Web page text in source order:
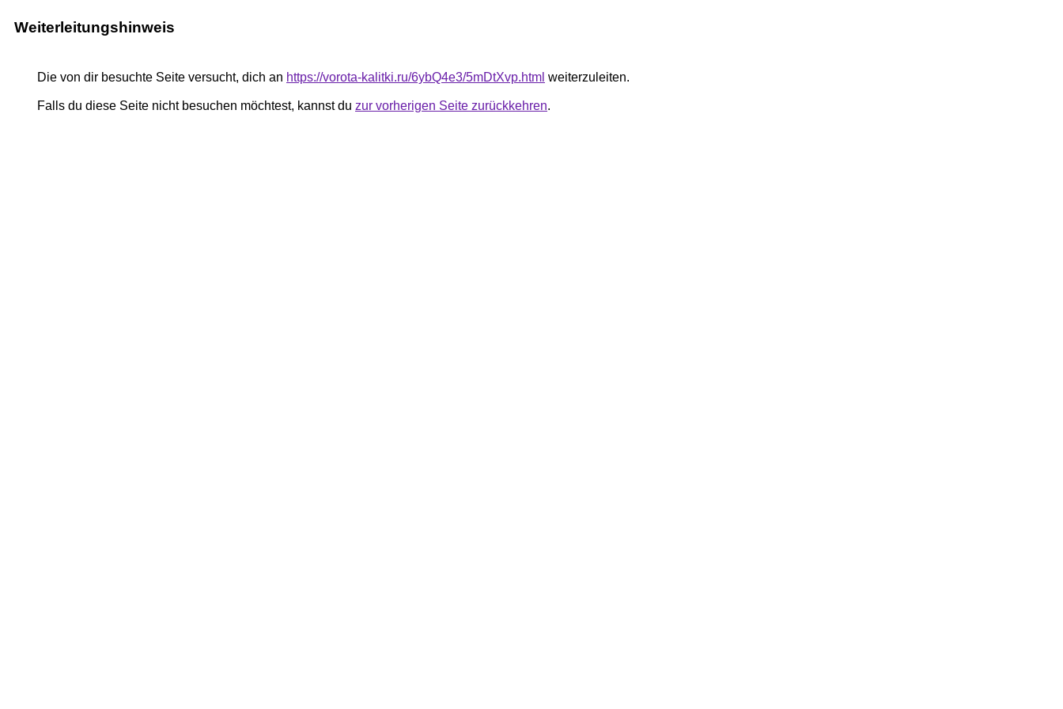
Weiterleitungshinweis
Die von dir besuchte Seite versucht, dich an https://vorota-kalitki.ru/6ybQ4e3/5mDtXvp.html weiterzuleiten.
Falls du diese Seite nicht besuchen möchtest, kannst du zur vorherigen Seite zurückkehren.